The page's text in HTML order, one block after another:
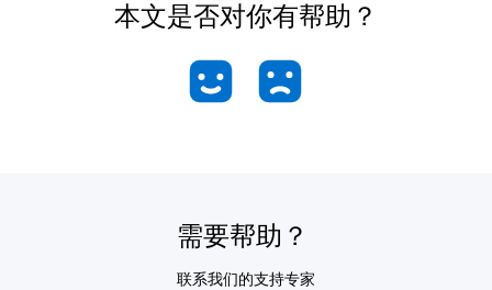
本文是否对你有帮助？
需要帮助？
联系我们的支持专家